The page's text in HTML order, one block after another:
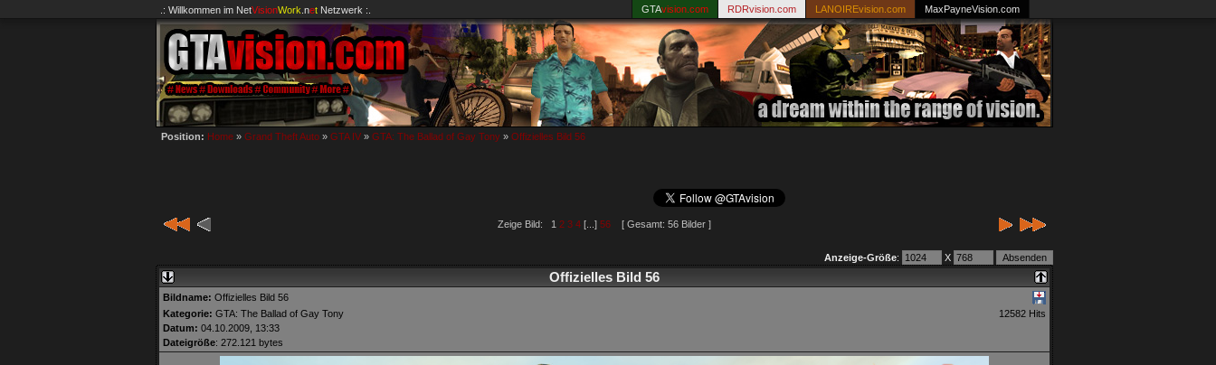
.: Willkommen im NetVisionWork .net Netzwerk :. GTAvision.com RDRvision.com LANOIREvision.com MaxPayneVision.com
Position: Home » Grand Theft Auto » GTA IV » GTA: The Ballad of Gay Tony » Offizielles Bild 56
Zeige Bild: 1 2 3 4 [...] 56 [ Gesamt: 56 Bilder ]
Anzeige-Größe: X
Offizielles Bild 56
Bildname: Offizielles Bild 56
Kategorie: GTA: The Ballad of Gay Tony
12582 Hits
Datum: 04.10.2009, 13:33
Dateigröße: 272.121 bytes